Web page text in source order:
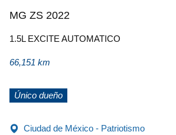
MG ZS 2022
1.5L EXCITE AUTOMATICO
66,151 km
Único dueño
Ciudad de México - Patriotismo